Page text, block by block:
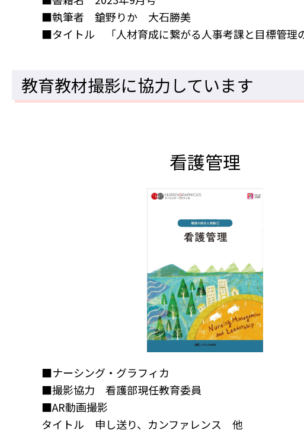
■執筆者 鎗野りか 大石勝美
■タイトル 「人材育成に繋がる人事考課と目標管理
教育教材撮影に協力しています
看護管理
■ナーシング・グラフィカ
■撮影協力 看護部現任教育委員
■AR動画撮影
タイトル 申し送り、カンファレンス 他